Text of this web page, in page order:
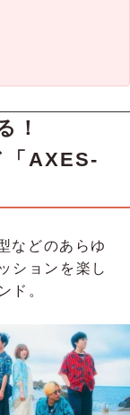
！
「AXES-
などのあらゆ
ションを楽し
ド。